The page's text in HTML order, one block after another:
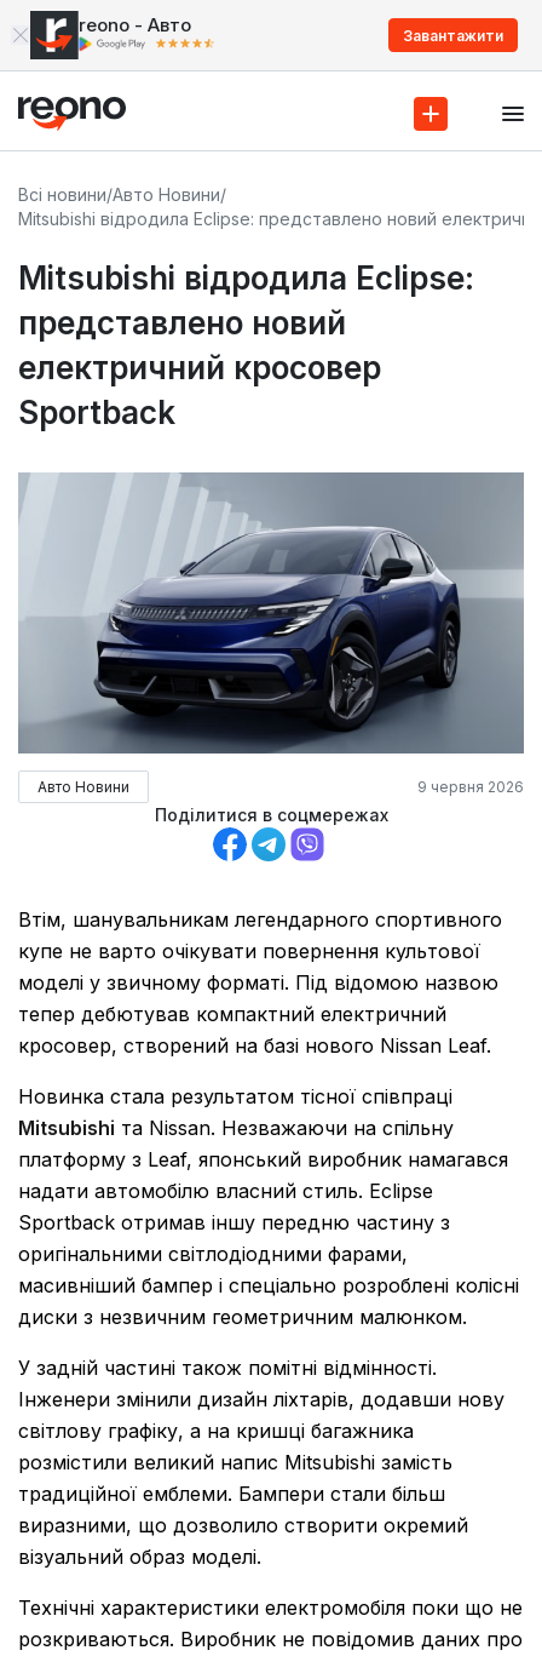
reono - Авто Завантажити
Всі новини/Авто Новини/
Mitsubishi відродила Eclipse: представлено новий
Mitsubishi відродила Eclipse:
представлено новий
електричний кросовер
Sportback
Авто Новини 9 червня 2026
Поділитися в соцмережах
Втім, шанувальникам легендарного спортивного
купе не варто очікувати повернення культової
моделі у звичному форматі. Під відомою назвою
тепер дебютував компактний електричний
кросовер, створений на базі нового Nissan Leaf.
Новинка стала результатом тісної співпраці
Mitsubishi та Nissan. Незважаючи на спільну
платформу з Leaf, японський виробник намагався
надати автомобілю власний стиль. Eclipse
Sportback отримав іншу передню частину з
оригінальними світлодіодними фарами,
масивніший бампер і спеціально розроблені колісні
диски з незвичним геометричним малюнком.
У задній частині також помітні відмінності.
Інженери змінили дизайн ліхтарів, додавши нову
світлову графіку, а на кришці багажника
розмістили великий напис Mitsubishi замість
традиційної емблеми. Бампери стали більш
виразними, що дозволило створити окремий
візуальний образ моделі.
Технічні характеристики електромобіля поки що не
розкриваються. Виробник не повідомив даних про